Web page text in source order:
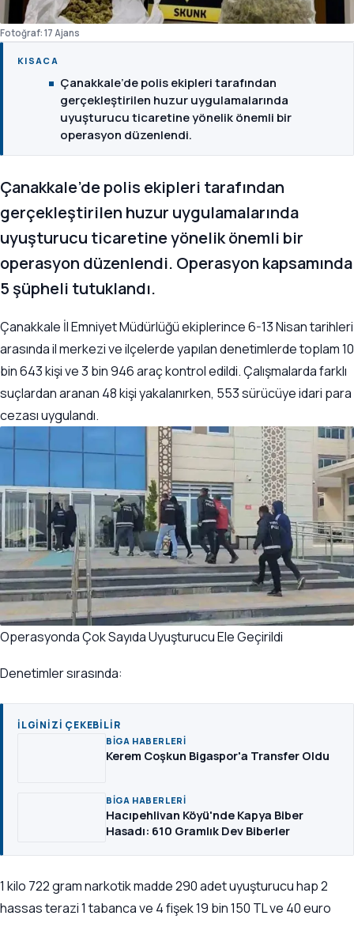
Fotoğraf: 17 Ajans
KISACA
Çanakkale’de polis ekipleri tarafından
gerçekleştirilen huzur uygulamalarında
uyuşturucu ticaretine yönelik önemli bir
operasyon düzenlendi.
Çanakkale’de polis ekipleri tarafından
gerçekleştirilen huzur uygulamalarında
uyuşturucu ticaretine yönelik önemli bir
operasyon düzenlendi. Operasyon kapsamında
5 şüpheli tutuklandı.
Çanakkale İl Emniyet Müdürlüğü ekiplerince 6-13 Nisan tarihleri
arasında il merkezi ve ilçelerde yapılan denetimlerde toplam 10
bin 643 kişi ve 3 bin 946 araç kontrol edildi. Çalışmalarda farklı
suçlardan aranan 48 kişi yakalanırken, 553 sürücüye idari para
cezası uygulandı.
Operasyonda Çok Sayıda Uyuşturucu Ele Geçirildi
Denetimler sırasında:
İLGINIZI ÇEKEBILIR
BIGA HABERLERI
Kerem Coşkun Bigaspor'a Transfer Oldu
BIGA HABERLERI
Hacıpehlivan Köyü'nde Kapya Biber
Hasadı: 610 Gramlık Dev Biberler
1 kilo 722 gram narkotik madde 290 adet uyuşturucu hap 2
hassas terazi 1 tabanca ve 4 fişek 19 bin 150 TL ve 40 euro